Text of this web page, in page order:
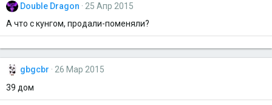
Double Dragon
25 Апр 2015
А что с кунгом, продали-поменяли?
gbgcbr
26 Мар 2015
39 дом